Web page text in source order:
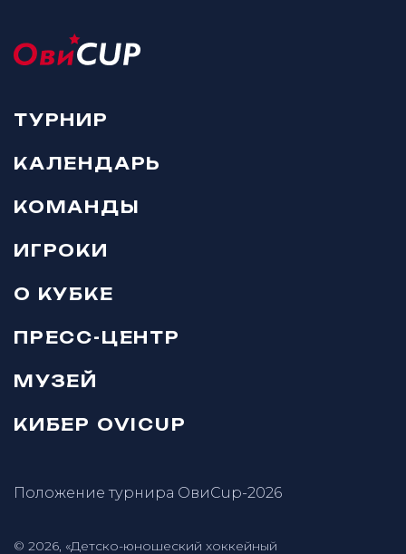
ТУРНИР
КАЛЕНДАРЬ
КОМАНДЫ
ИГРОКИ
О КУБКЕ
ПРЕСС-ЦЕНТР
МУЗЕЙ
КИБЕР OVICUP
Положение турнира ОвиCup-2026
© 2026, «Детско-юношеский хоккейный